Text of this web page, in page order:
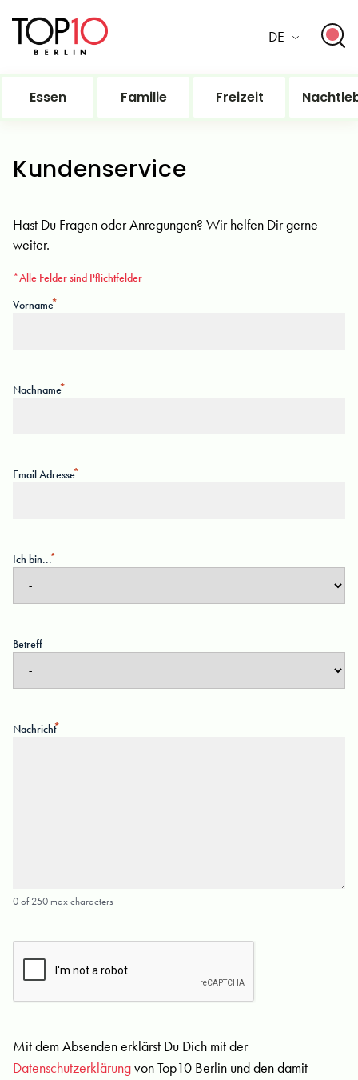
DE
Essen Familie Freizeit
Kundenservice
Hast Du Fragen oder Anregungen? Wir helfen Dir gerne
weiter.
*Alle Felder sind Pflichtfelder
Vorname
Nachname
Email Adresse
Ich bin...
Betreff
Nachricht
0 of 250 max characters
Mit dem Absenden erklärst Du Dich mit der
Datenschutzerklärungvon Top10 Berlin und den damit